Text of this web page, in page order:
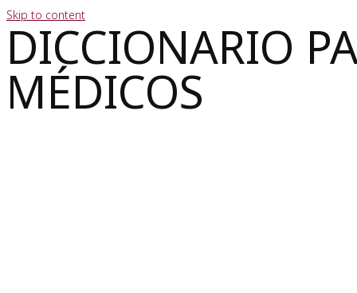
Skip to content
DICCIONARIO
MÉDICOS